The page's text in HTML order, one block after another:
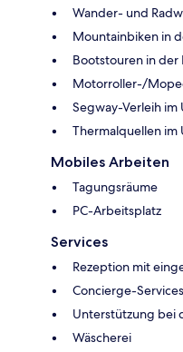
Wander- und
Mountainbiken in
Bootstouren in der
Motorroller-/
Segway-Verleih im
Thermalquellen im
Mobiles Arbeiten
Tagungsräume
PC-Arbeitsplatz
Services
Rezeption mit
Concierge-Services
Unterstützung bei
Wäscherei